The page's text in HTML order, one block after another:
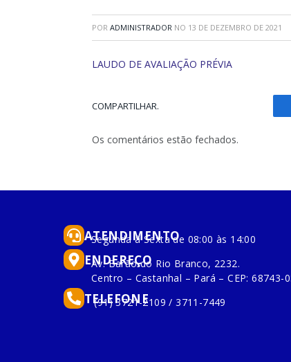
POR ADMINISTRADOR NO 13 DE DEZEMBRO DE 2021
LAUDO DE AVALIAÇÃO PRÉVIA
COMPARTILHAR.
Os comentários estão fechados.
ATENDIMENTO
Segunda à Sexta de 08:00 às 14:00
ENDEREÇO
Av. Barão do Rio Branco, 2232.
Centro – Castanhal – Pará – CEP: 68743-
TELEFONE
(91) 3721-2109 / 3711-7449